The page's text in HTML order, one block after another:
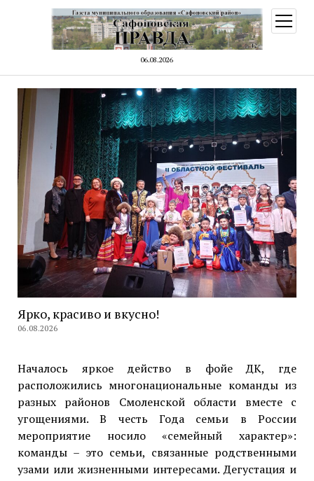
06.08.2026
меню
Ярко, красиво и вкусно!
06.08.2026
Началось яркое действо в фойе ДК, где
расположились многонациональные команды из
разных районов Смоленской области вместе с
угощениями. В честь Года семьи в России
мероприятие носило «семейный характер»:
команды – это семьи, связанные родственными
узами или жизненными интересами. Дегустация и